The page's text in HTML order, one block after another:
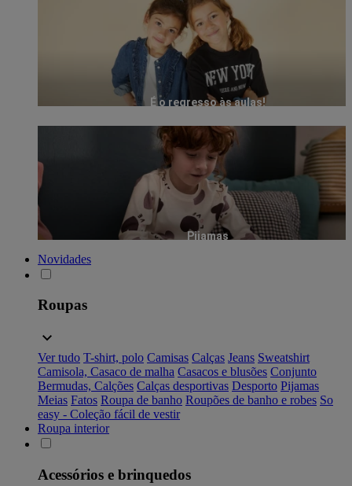
É o regresso às aulas!
Pijamas
Novidades
Roupas
Ver tudo T-shirt, polo Camisas Calças Jeans Sweatshirt
Camisola, Casaco de malha Casacos e blusões Conjunto
Bermudas, Calções Calças desportivas Desporto Pijamas
Meias Fatos Roupa de banho Roupões de banho e robes So
easy - Coleção fácil de vestir
Roupa interior
Acessórios e brinquedos